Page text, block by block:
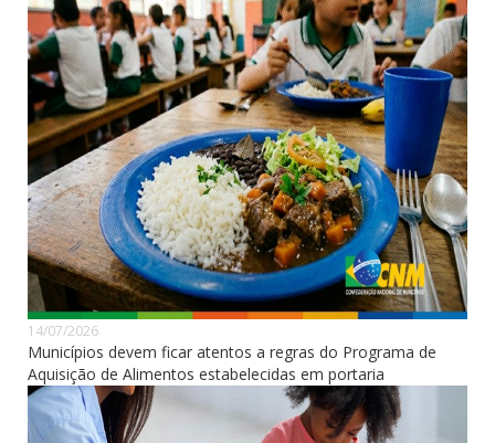
14/07/2026
Municípios devem ficar atentos a regras do Programa de
Aquisição de Alimentos estabelecidas em portaria